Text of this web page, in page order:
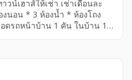
วน์เฮาส์ให้เช่า เช่าเดือนละ
นอน * 3 ห้องน้ำ * ห้องโถง
ดรถหน้าบ้าน 1 คัน ในบ้าน 1